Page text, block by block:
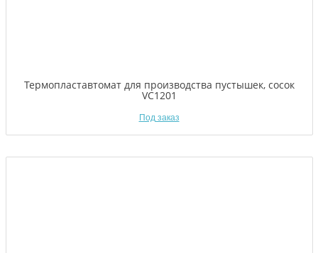
Термопластавтомат для производства пустышек, сосок
VC1201
Под заказ